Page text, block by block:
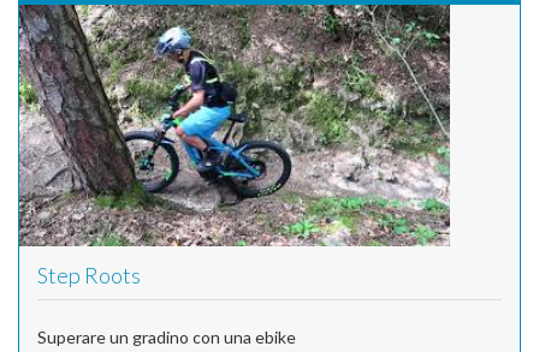
Step Roots
Superare un gradino con una ebike